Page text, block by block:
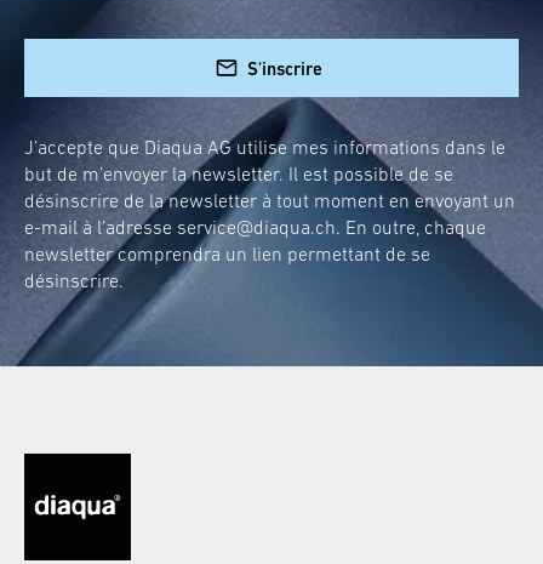
S'inscrire
J’accepte que Diaqua AG utilise mes informations dans le
but de m’envoyer la newsletter. Il est possible de se
désinscrire de la newsletter à tout moment en envoyant un
e-mail à l’adresse service@diaqua.ch. En outre, chaque
newsletter comprendra un lien permettant de se
désinscrire.